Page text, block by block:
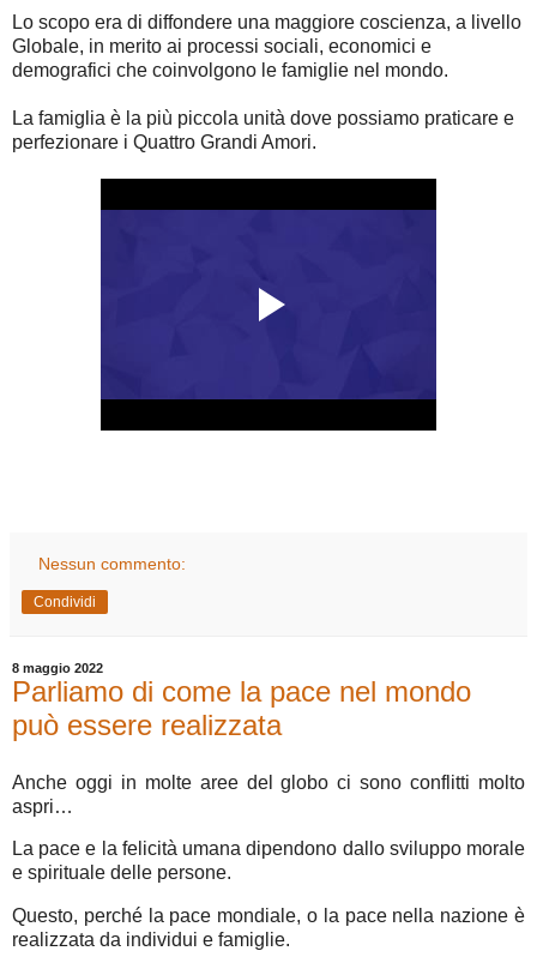
Lo scopo era di diffondere una maggiore coscienza, a livello
Globale, in merito ai processi sociali, economici e
demografici che coinvolgono le famiglie nel mondo.
La famiglia è la più piccola unità dove possiamo praticare e
perfezionare i Quattro Grandi Amori.
Nessun commento:
Condividi
8 maggio 2022
Parliamo di come la pace nel mondo
può essere realizzata
Anche oggi in molte aree del globo ci sono conflitti molto
aspri…
La pace e la felicità umana dipendono dallo sviluppo morale
e spirituale delle persone.
Questo, perché la pace mondiale, o la pace nella nazione è
realizzata da individui e famiglie.